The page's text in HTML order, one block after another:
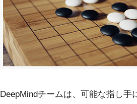
DeepMindチームは、可能な指し